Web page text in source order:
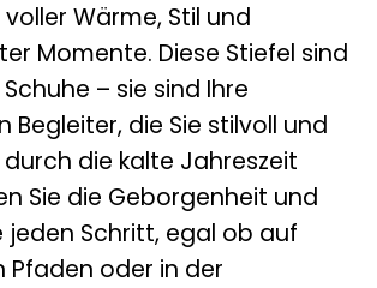
Wärme, Stil und
Momente. Diese Stiefel sind
– sie sind Ihre
Begleiter, die Sie stilvoll und
die kalte Jahreszeit
Sie die Geborgenheit und
jeden Schritt, egal ob auf
Pfaden oder in der